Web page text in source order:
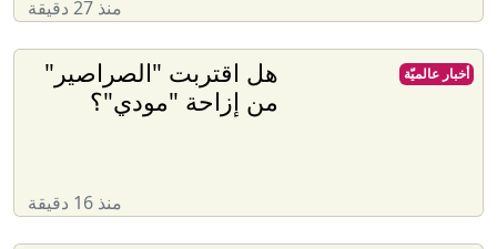
منذ 27 دقيقة
هل اقتربت "الصراصير"
من إزاحة "مودي"؟
منذ 16 دقيقة
أخبار عالميّة